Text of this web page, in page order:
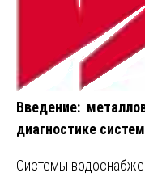
Введение:
диагностике
Системы